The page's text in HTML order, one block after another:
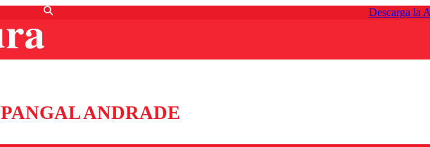
Descarga la
PANGAL ANDRADE